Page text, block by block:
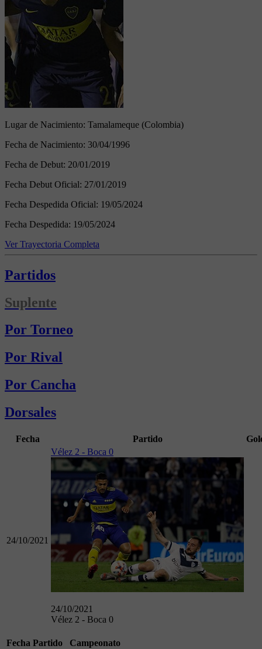
Lugar de Nacimiento: Tamalameque (Colombia)
Fecha de Nacimiento: 30/04/1996
Fecha de Debut: 20/01/2019
Fecha Debut Oficial: 27/01/2019
Fecha Despedida Oficial: 19/05/2024
Fecha Despedida: 19/05/2024
Ver Trayectoria Completa
Partidos
Suplente
Por Torneo
Por Rival
Por Cancha
Dorsales
Fecha Partido
24/10/2021
Vélez 2 - Boca 0
24/10/2021
Vélez 2 - Boca 0
Fecha Partido
Campeonato